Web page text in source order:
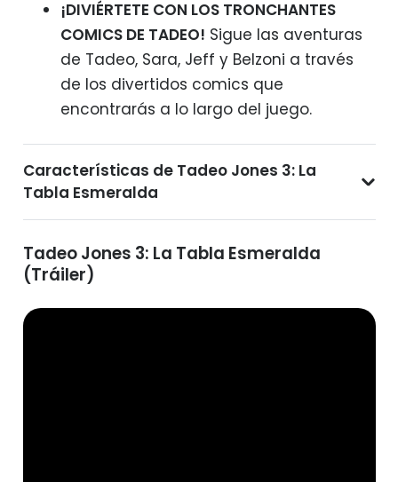
¡DIVIÉRTETE CON LOS TRONCHANTES
COMICS DE TADEO! Sigue las aventuras
de Tadeo, Sara, Jeff y Belzoni a través
de los divertidos comics que
encontrarás a lo largo del juego.
Características de Tadeo Jones 3: La
Tabla Esmeralda
Tadeo Jones 3: La Tabla Esmeralda
(Tráiler)